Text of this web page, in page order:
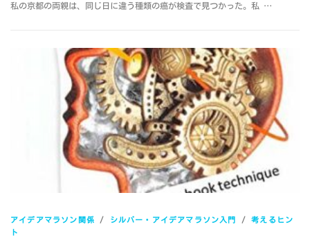
私の京都の両親は、同じ日に違う種類の癌が検査で見つかった。私 …
アイデアマラソン関係 / シルバー・アイデアマラソン入門 /考えるヒン
ト